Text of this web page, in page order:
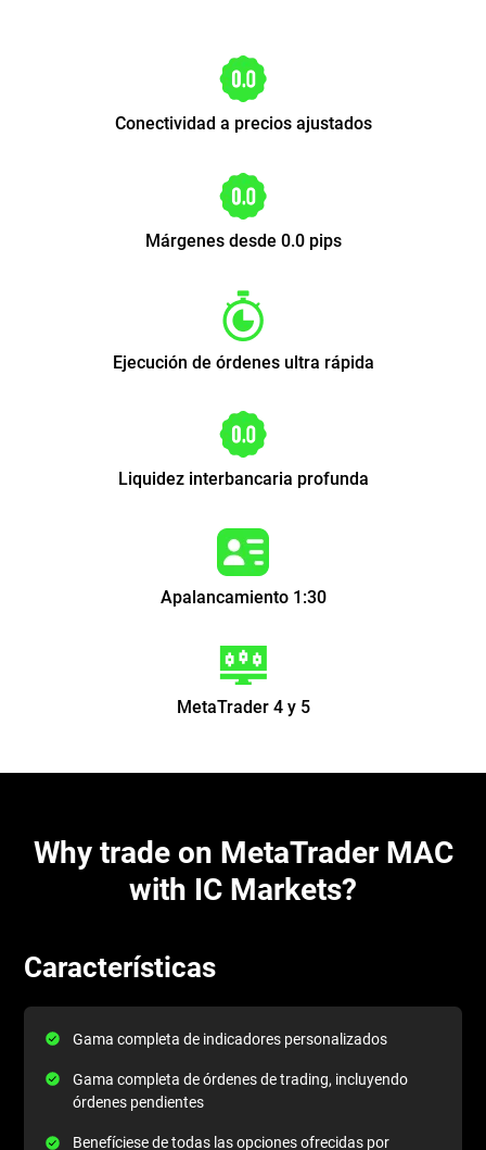
Conectividad a precios ajustados
Márgenes desde 0.0 pips
Ejecución de órdenes ultra rápida
Liquidez interbancaria profunda
Apalancamiento 1:30
MetaTrader 4 y 5
Why trade on MetaTrader MAC
with IC Markets?
Características
Gama completa de indicadores personalizados
Gama completa de órdenes de trading, incluyendo
órdenes pendientes
Benefíciese de todas las opciones ofrecidas por